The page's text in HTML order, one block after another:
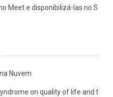
Meet e disponibilizá-las no
Nuvem
on quality of life and